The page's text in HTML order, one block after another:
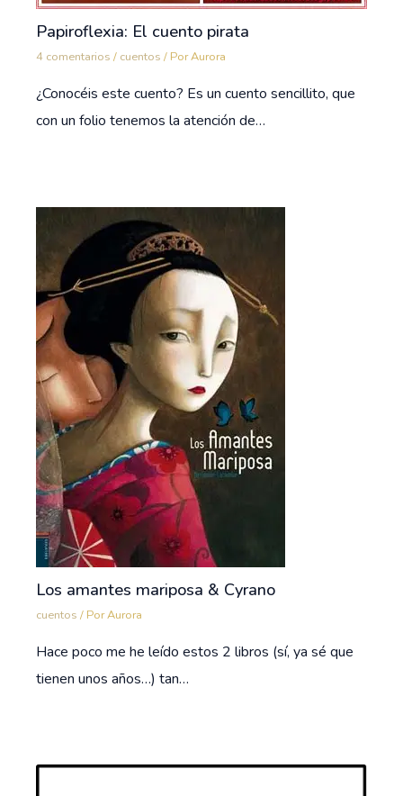
Papiroflexia: El cuento pirata
4 comentarios / cuentos / PorAurora
¿Conocéis este cuento? Es un cuento sencillito, que
con un folio tenemos la atención de…
Los amantes mariposa & Cyrano
cuentos / PorAurora
Hace poco me he leído estos 2 libros (sí, ya sé que
tienen unos años…) tan…